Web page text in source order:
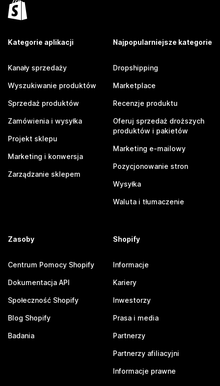
Kategorie aplikacji
Kanały sprzedaży
Wyszukiwanie produktów
Sprzedaż produktów
Zamówienia i wysyłka
Projekt sklepu
Marketing i konwersja
Zarządzanie sklepem
Najpopularniejsze kategorie
Dropshipping
Marketplace
Recenzje produktu
Oferuj sprzedaż droższych
produktów i pakietów
Marketing e-mailowy
Pozycjonowanie stron
Wysyłka
Waluta i tłumaczenie
Zasoby
Centrum Pomocy Shopify
Dokumentacja API
Społeczność Shopify
Blog Shopify
Badania
Shopify
Informacje
Kariery
Inwestorzy
Prasa i media
Partnerzy
Partnerzy afiliacyjni
Informacje prawne